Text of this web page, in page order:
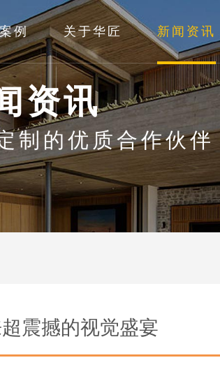
例 关于华匠 新闻资讯
资讯
制的优质合作伙伴
震撼的视觉盛宴